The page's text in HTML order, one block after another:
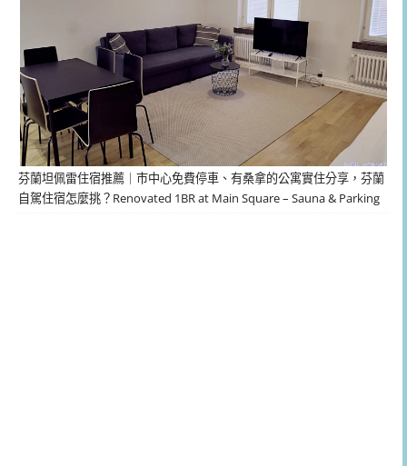
芬蘭坦佩雷住宿推薦｜市中心免費停車、有桑拿的公寓實住分享，芬蘭
自駕住宿怎麼挑？Renovated 1BR at Main Square – Sauna & Parking